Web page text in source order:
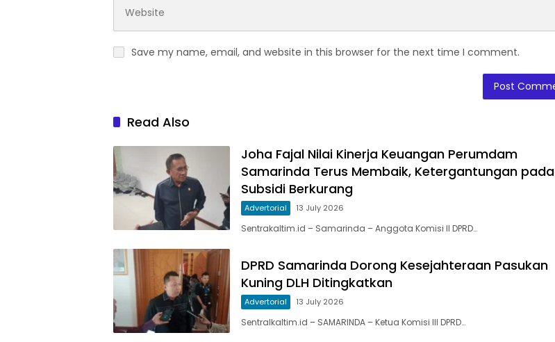
Save my name, email, and website in this browser for the next time I comment.
Read Also
Joha Fajal Nilai Kinerja Keuangan Perumdam
Samarinda Terus Membaik, Ketergantungan pada
Subsidi Berkurang
Advertorial 13 July 2026
Sentrakaltim.id – Samarinda – Anggota Komisi II DPRD…
DPRD Samarinda Dorong Kesejahteraan Pasukan
Kuning DLH Ditingkatkan
Advertorial 13 July 2026
Sentralkaltim.id – SAMARINDA – Ketua Komisi III DPRD…